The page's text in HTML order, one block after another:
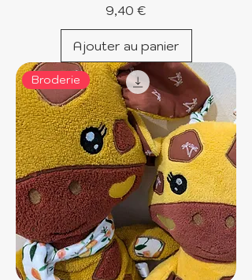
Prix
9,40 €
Ajouter au panier
Broderie